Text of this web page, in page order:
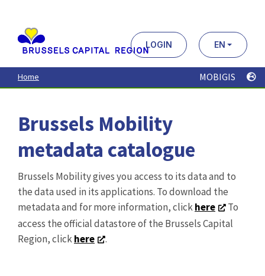
contenu
principal
LOGIN EN
Home MOBIGIS
Brussels Mobility
metadata catalogue
Brussels Mobility gives you access to its data and to
the data used in its applications. To download the
metadata and for more information, clickhere
To
access the official datastore of the Brussels Capital
Region, clickhere .